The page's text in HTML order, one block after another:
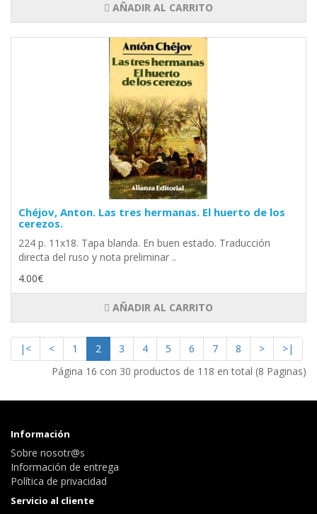
AÑADIR AL CARRITO
Chéjov, Anton. Las tres hermanas. El huerto de los
cerezos.
224 p. 11x18. Tapa blanda. En buen estado. Traducción
directa del ruso y nota preliminar ..
4.00€
AÑADIR AL CARRITO
|< < 1 2 3 4 5 6 7 8 >
>|
Página 16 con 30 productos de 118 en total (8 Paginas)
Información
Sobre nosotr@s
Información de entrega
Política de privacidad
Servicio al cliente